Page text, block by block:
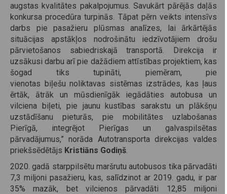
augstas kvalitātes pakalpojumus. Savukārt pārējās daļās
konkursa procedūra turpinās. Tāpat pērn veikts intensīvs
darbs pie pasažieru plūsmas analīzes, lai ārkārtējās
situācijas apstākļos nodrošinātu iedzīvotājiem drošu
pārvietošanos sabiedriskajā transportā. Direkcija ir
uzsākusi darbu arī pie dažādiem attīstības projektiem, kas
šogad tiks tupināti, piemēram, pie
vienotas biļešu noliktavas sistēmas izstrādes, kas ļaus
ērtāk, ātrāk un mūsdienīgāk iegādāties autobusa un
vilciena biļeti, pie jaunu kustības sarakstu un plākšņu
uzstādīšanu pieturās, pie mobilitātes uzlabošanas
Pierīgā, integrējot Pierīgas un galvaspilsētas
pārvadājumus,” norāda Autotransporta direkcijas valdes
priekšsēdētājs Kristiāns Godiņš
2020. gadā starppilsētu maršrutu autobusos tika pārvadāti
7,3 miljoni pasažieru, kas, salīdzinot ar 2019. gadu, ir par
35% mazāk, bet vilcienos pārvadāti 12,85 miljoni